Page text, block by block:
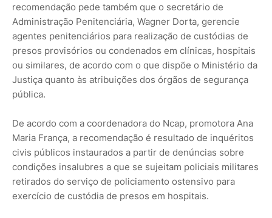
recomendação pede também que o secretário de
Administração Penitenciária, Wagner Dorta, gerencie
agentes penitenciários para realização de custódias de
presos provisórios ou condenados em clínicas, hospitais
ou similares, de acordo com o que dispõe o Ministério da
Justiça quanto às atribuições dos órgãos de segurança
pública.
De acordo com a coordenadora do Ncap, promotora Ana
Maria França, a recomendação é resultado de inquéritos
civis públicos instaurados a partir de denúncias sobre
condições insalubres a que se sujeitam policiais militares
retirados do serviço de policiamento ostensivo para
exercício de custódia de presos em hospitais.